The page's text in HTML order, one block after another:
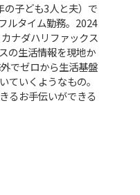
の子ども3人と夫）で
ルタイム勤務。2024
ナダハリファックス
の生活情報を現地か
でゼロから生活基盤
ていくようなもの。
るお手伝いができる